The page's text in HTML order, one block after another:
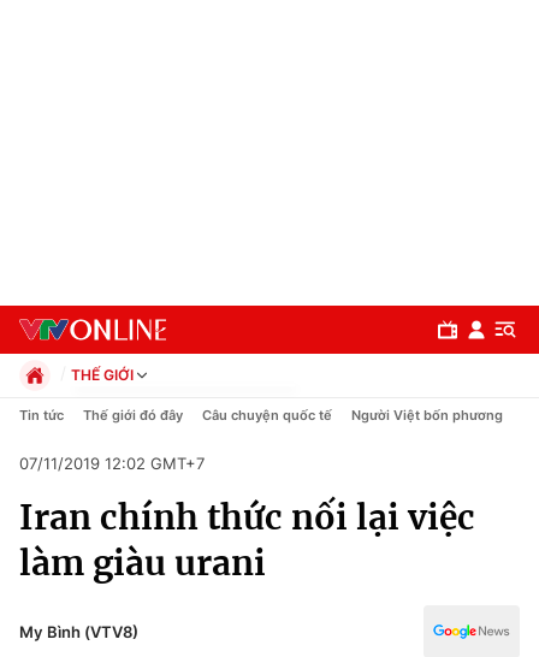
Chuyên mục
Chính trị
THẾ GIỚI
Chính trị
Pháp luật
Kinh tế
Thể thao
Truyền hình
Y tế
Tin tức Thế giới đó đây Câu chuyện quốc tế Người Việt bốn phương
07/11/2019 12:02 GMT+7
Iran chính thức nối lại việc
làm giàu urani
My Bình (VTV8)